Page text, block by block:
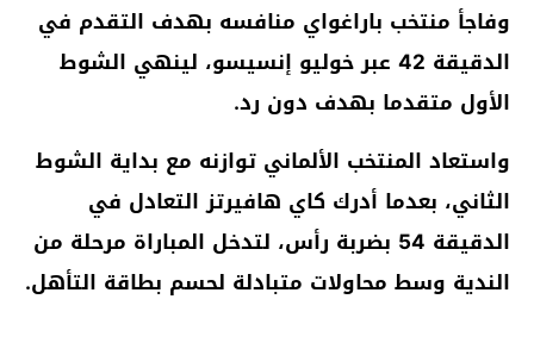
وفاجأ منتخب باراغواي منافسه بهدف التقدم في
الدقيقة 42 عبر خوليو إنسيسو، لينهي الشوط
الأول متقدما بهدف دون رد.
واستعاد المنتخب الألماني توازنه مع بداية الشوط
الثاني، بعدما أدرك كاي هافيرتز التعادل في
الدقيقة 54 بضربة رأس، لتدخل المباراة مرحلة من
الندية وسط محاولات متبادلة لحسم بطاقة التأهل.